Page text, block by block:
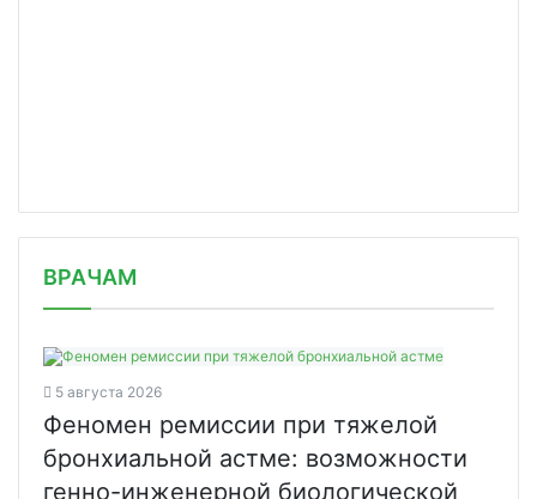
ВРАЧАМ
5 августа 2026
Феномен ремиссии при тяжелой
бронхиальной астме: возможности
генно-инженерной биологической